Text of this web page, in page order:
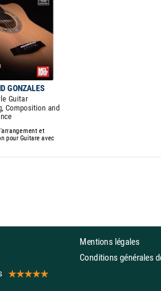
GONZALES
Guitar
Composition and
et
pour Guitare avec
Mentions légales
Conditions